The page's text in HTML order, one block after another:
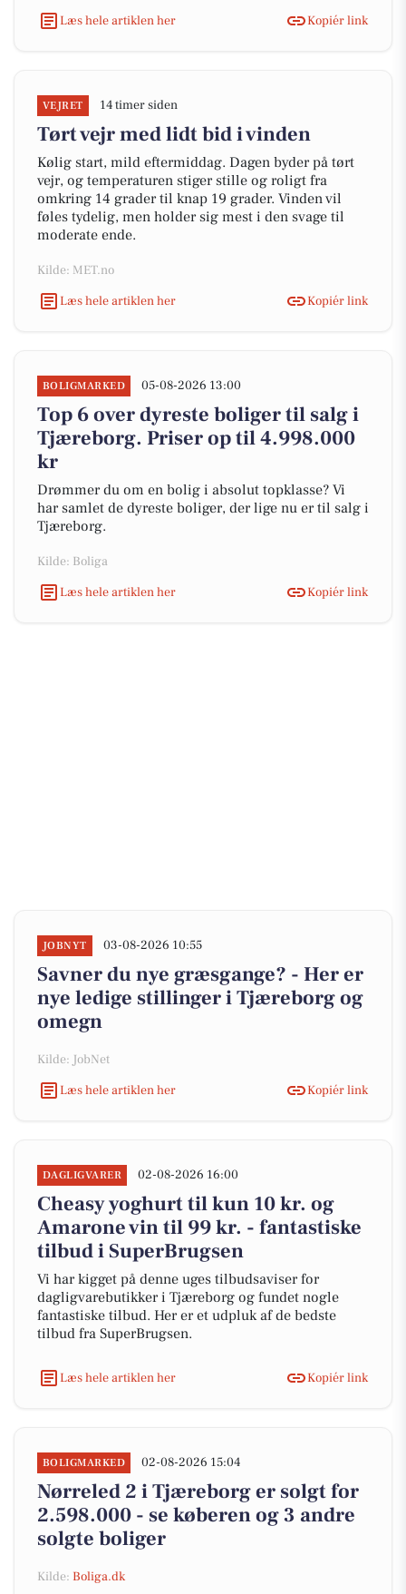
Læs hele artiklen her
Kopiér link
VEJRET 14 timer siden
Tørt vejr med lidt bid i vinden
Kølig start, mild eftermiddag. Dagen byder på tørt
vejr, og temperaturen stiger stille og roligt fra
omkring 14 grader til knap 19 grader. Vinden vil
føles tydelig, men holder sig mest i den svage til
moderate ende.
Kilde: MET.no
Læs hele artiklen her
Kopiér link
BOLIGMARKED 05-08-2026 13:00
Top 6 over dyreste boliger til salg i
Tjæreborg. Priser op til 4.998.000
kr
Drømmer du om en bolig i absolut topklasse? Vi
har samlet de dyreste boliger, der lige nu er til salg i
Tjæreborg.
Kilde: Boliga
Læs hele artiklen her
Kopiér link
JOBNYT 03-08-2026 10:55
Savner du nye græsgange? - Her er
nye ledige stillinger i Tjæreborg og
omegn
Kilde: JobNet
Læs hele artiklen her
Kopiér link
DAGLIGVARER 02-08-2026 16:00
Cheasy yoghurt til kun 10 kr. og
Amarone vin til 99 kr. - fantastiske
tilbud i SuperBrugsen
Vi har kigget på denne uges tilbudsaviser for
dagligvarebutikker i Tjæreborg og fundet nogle
fantastiske tilbud. Her er et udpluk af de bedste
tilbud fra SuperBrugsen.
Læs hele artiklen her Kopiér link
BOLIGMARKED 02-08-2026 15:04
Nørreled 2 i Tjæreborg er solgt for
2.598.000 - se køberen og 3 andre
solgte boliger
Kilde: Boliga.dk